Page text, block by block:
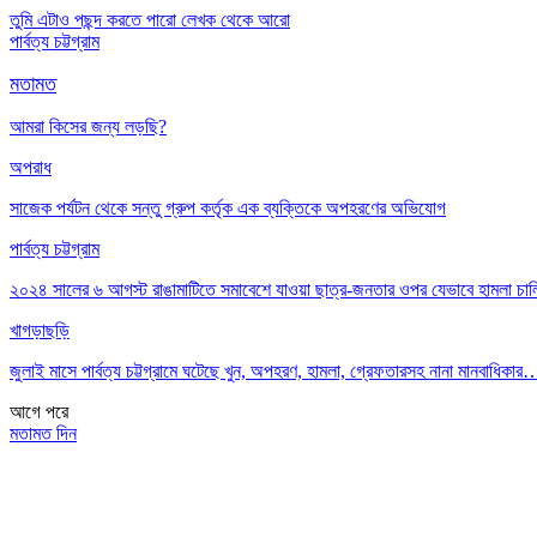
তুমি এটাও পছন্দ করতে পারো লেখক থেকে আরো
পার্বত্য চট্টগ্রাম
মতামত
আমরা কিসের জন্য লড়ছি?
অপরাধ
সাজেক পর্যটন থেকে সন্তু গ্রুপ কর্তৃক এক ব্যক্তিকে অপহরণের অভিযোগ
পার্বত্য চট্টগ্রাম
২০২৪ সালের ৬ আগস্ট রাঙামাটিতে সমাবেশে যাওয়া ছাত্র-জনতার ওপর যেভাবে হামলা
খাগড়াছড়ি
জুলাই মাসে পার্বত্য চট্টগ্রামে ঘটেছে খুন, অপহরণ, হামলা, গ্রেফতারসহ নানা
আগে পরে
মতামত দিন